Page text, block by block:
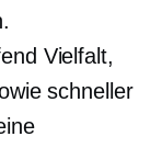
Vielfalt,
schneller